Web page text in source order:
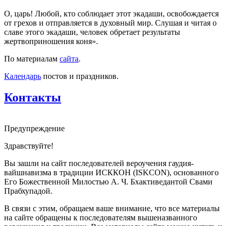
О, царь! Любой, кто соблюдает этот экадаши, освобождается
от грехов и отправляется в духовный мир. Слушая и читая о
славе этого экадаши, человек обретает результаты
жертвоприношения коня».
По материалам сайта.
Календарь постов и праздников.
Контакты
Предупреждение
Здравствуйте!
Вы зашли на сайт последователей вероучения гаудия-
вайшнавизма в традиции ИСККОН (ISKCON), основанного
Его Божественной Милостью А. Ч. Бхактиведантой Свами
Прабхупадой.
В связи с этим, обращаем ваше внимание, что все материалы
на сайте обращены к последователям вышеназванного